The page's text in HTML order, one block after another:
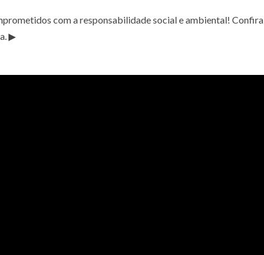
com a responsabilidade social e ambiental! Confira
▶